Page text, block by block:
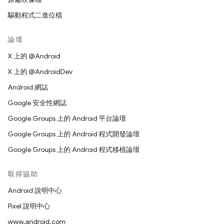
驅動程式二進位檔
論壇
X 上的 @Android
X 上的 @AndroidDev
Android 網誌
Google 安全性網誌
Google Groups 上的 Android 平台論壇
Google Groups 上的 Android 程式開發論壇
Google Groups 上的 Android 程式移植論壇
取得協助
Android 說明中心
Pixel 說明中心
www.android.com